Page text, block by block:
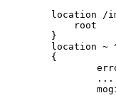
location /
root
        }
location ~
        {
                ...